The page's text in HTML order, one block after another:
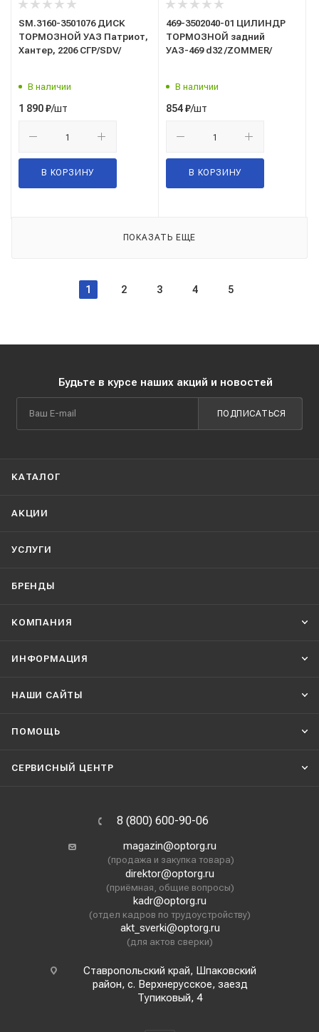
SM.3160-3501076 ДИСК
ТОРМОЗНОЙ УАЗ Патриот,
Хантер, 2206 СГР/SDV/
В наличии
1 890₽/шт
В КОРЗИНУ
469-3502040-01 ЦИЛИНДР
ТОРМОЗНОЙ задний
УАЗ-469 d32 /ZOMMER/
В наличии
854₽/шт
В КОРЗИНУ
ПОКАЗАТЬ ЕЩЕ
1 2 3 4 5
Будьте в курсе наших акций и новостей
ПОДПИСАТЬСЯ
КАТАЛОГ
АКЦИИ
УСЛУГИ
БРЕНДЫ
КОМПАНИЯ
ИНФОРМАЦИЯ
НАШИ CАЙТЫ
ПОМОЩЬ
СЕРВИСНЫЙ ЦЕНТР
8 (800) 600-90-06
magazin@optorg.ru
(продажа и закупка товара)
direktor@optorg.ru
(приёмная, общие вопросы)
kadr@optorg.ru
(отдел кадров по трудоустройству)
akt_sverki@optorg.ru
(для актов сверки)
Ставропольский край, Шпаковский
район, с. Верхнерусское, заезд
Тупиковый, 4